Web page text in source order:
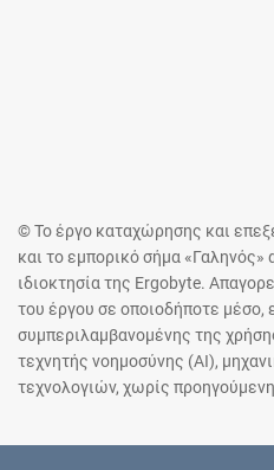
© Το έργο καταχώρησης και
και το εμπορικό σήμα «Γαληνός»
ιδιοκτησία της Ergobyte.
του έργου σε οποιοδήποτε μέσο,
συμπεριλαμβανομένης της
τεχνητής νοημοσύνης (AI),
τεχνολογιών, χωρίς